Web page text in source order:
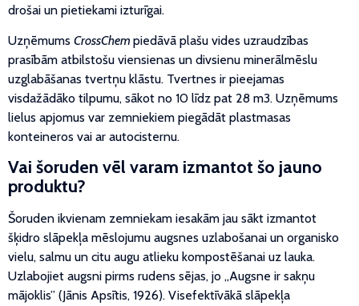
drošai un pietiekami izturīgai.
Uzņēmums CrossChem piedāvā plašu vides uzraudzības
prasībām atbilstošu viensienas un divsienu minerālmēslu
uzglabāšanas tvertņu klāstu. Tvertnes ir pieejamas
visdažādāko tilpumu, sākot no 10 līdz pat 28 m3. Uzņēmums
lielus apjomus var zemniekiem piegādāt plastmasas
konteineros vai ar autocisternu.
Vai šoruden vēl varam izmantot šo jauno
produktu?
Šoruden ikvienam zemniekam iesakām jau sākt izmantot
šķidro slāpekļa mēslojumu augsnes uzlabošanai un organisko
vielu, salmu un citu augu atlieku kompostēšanai uz lauka.
Uzlabojiet augsni pirms rudens sējas, jo „Augsne ir sakņu
mājoklis” (Jānis Apsītis, 1926). Visefektīvākā slāpekļa